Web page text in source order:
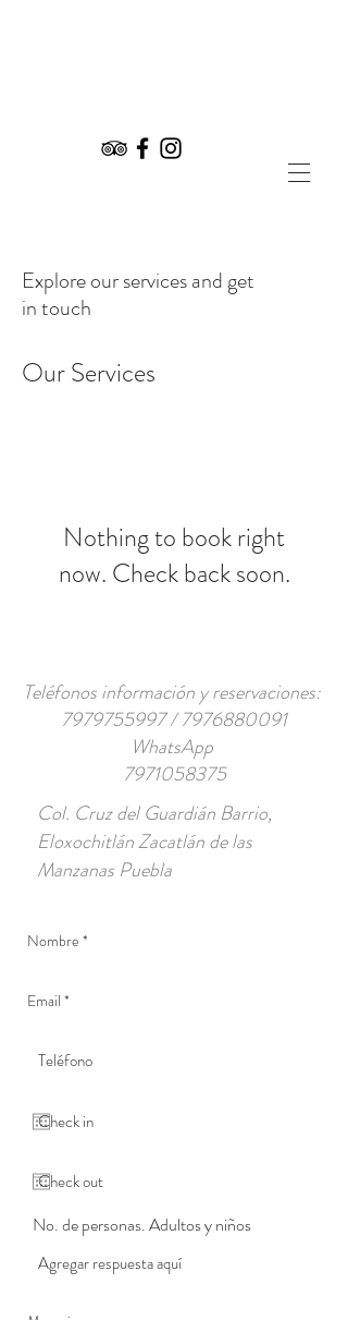
Explore our services and get
in touch
Our Services
Nothing to book right
now. Check back soon.
Teléfonos información y reservaciones:
7979755997 / 7976880091
WhatsApp
7971058375
Col. Cruz del Guardián Barrio,
Eloxochitlán Zacatlán de las
Manzanas Puebla
No. de personas. Adultos y niños